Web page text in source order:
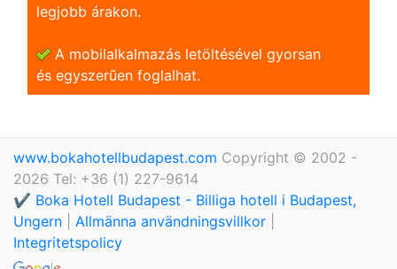
legjobb árakon.
A mobilalkalmazás letöltésével gyorsan
és egyszerũen foglalhat.
www.bokahotellbudapest.com Copyright © 2002 -
2026 Tel: +36 (1) 227-9614
✔️ Boka Hotell Budapest - Billiga hotell i Budapest,
Ungern
Allmänna användningsvillkor
Integritetspolicy